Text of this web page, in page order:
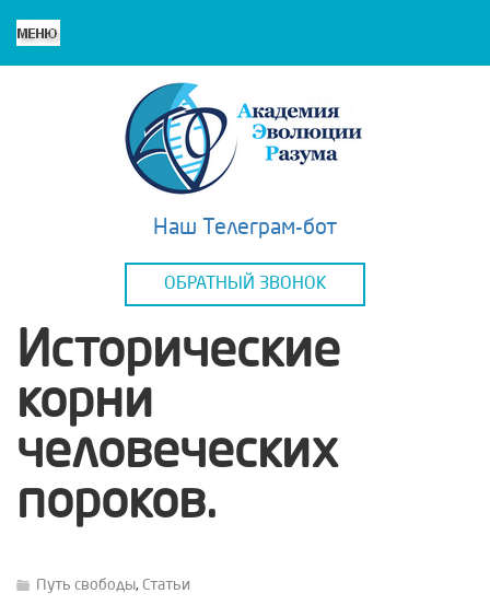
Наш Телеграм-бот
ОБРАТНЫЙ ЗВОНОК
Исторические
корни
человеческих
пороков.
Путь свободы, Статьи